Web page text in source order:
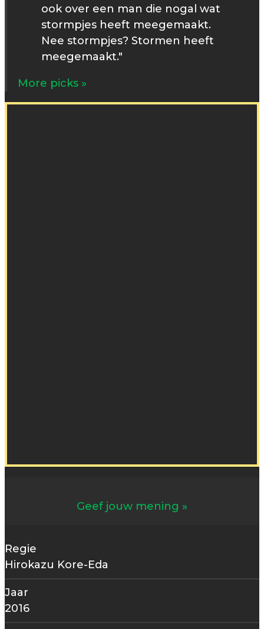
ook over een man die nogal wat
stormpjes heeft meegemaakt.
Nee stormpjes? Stormen heeft
meegemaakt."
More picks
Geef jouw mening
Regie
Hirokazu Kore-Eda
Jaar
2016